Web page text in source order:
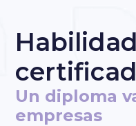
Un diploma
empresas